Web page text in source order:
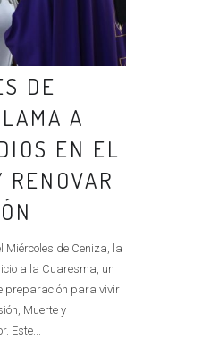
DE
A
EN EL
RENOVAR
Miércoles de Ceniza, la
a la Cuaresma, un
preparación para vivir
Muerte y
Este...